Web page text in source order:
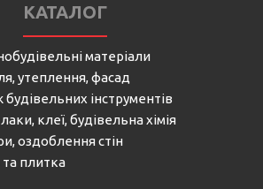
КАТАЛОГ
матеріали
утеплення, фасад
інструментів
клеї, будівельна хімія
оздоблення стін
плитка